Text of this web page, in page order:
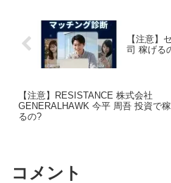
【注意】
司 稼げる
【注意】RESISTANCE 株式会社
GENERALHAWK 今平 周吾 投資で
るの?
コメント